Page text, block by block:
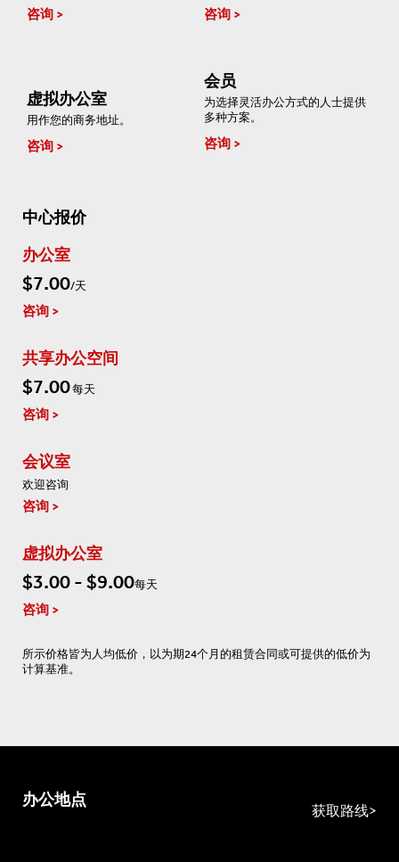
咨询 咨询
虚拟办公室
用作您的商务地址。
咨询
会员
为选择灵活办公方式的人士提供
多种方案。
咨询
中心报价
办公室
$7.00/天
咨询
共享办公空间
$7.00每天
咨询
会议室
欢迎咨询
咨询
虚拟办公室
$3.00 - $9.00每天
咨询
所示价格皆为人均低价，以为期24个月的租赁合同或可提供的低价为
计算基准。
办公地点
获取路线